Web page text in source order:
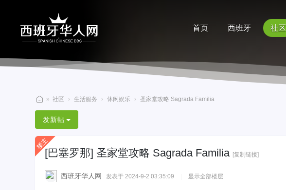
首页 西班牙 社区
西
班
牙
华
» 社区 › 生活服务 › 休闲娱乐 › 圣家堂攻略 Sagrada Familia
发新帖
[巴塞罗那] 圣家堂攻略 Sagrada Familia [复制链接]
西班牙华人网 发表于 2024-9-2 03:35:09 显示全部楼层